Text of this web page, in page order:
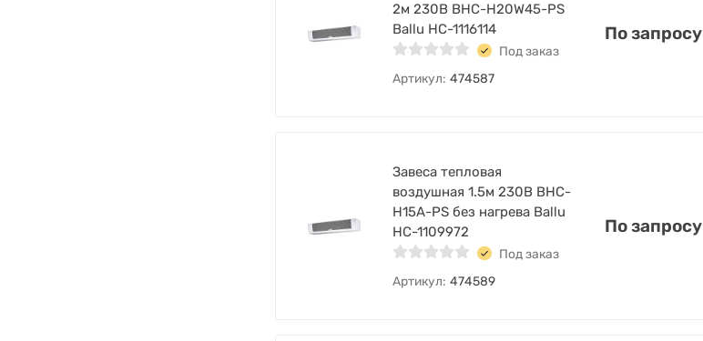
2м 230В BHC-H20W45-PS
Ballu НС-1116114
Под заказ
Артикул: 474587
По запросу
Завеса тепловая
воздушная 1.5м 230В BHC-
H15A-PS без нагрева Ballu
НС-1109972
Под заказ
Артикул: 474589
По запросу